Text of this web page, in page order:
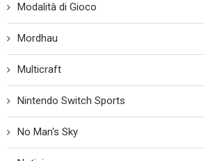
Modalità di Gioco
Mordhau
Multicraft
Nintendo Switch Sports
No Man's Sky